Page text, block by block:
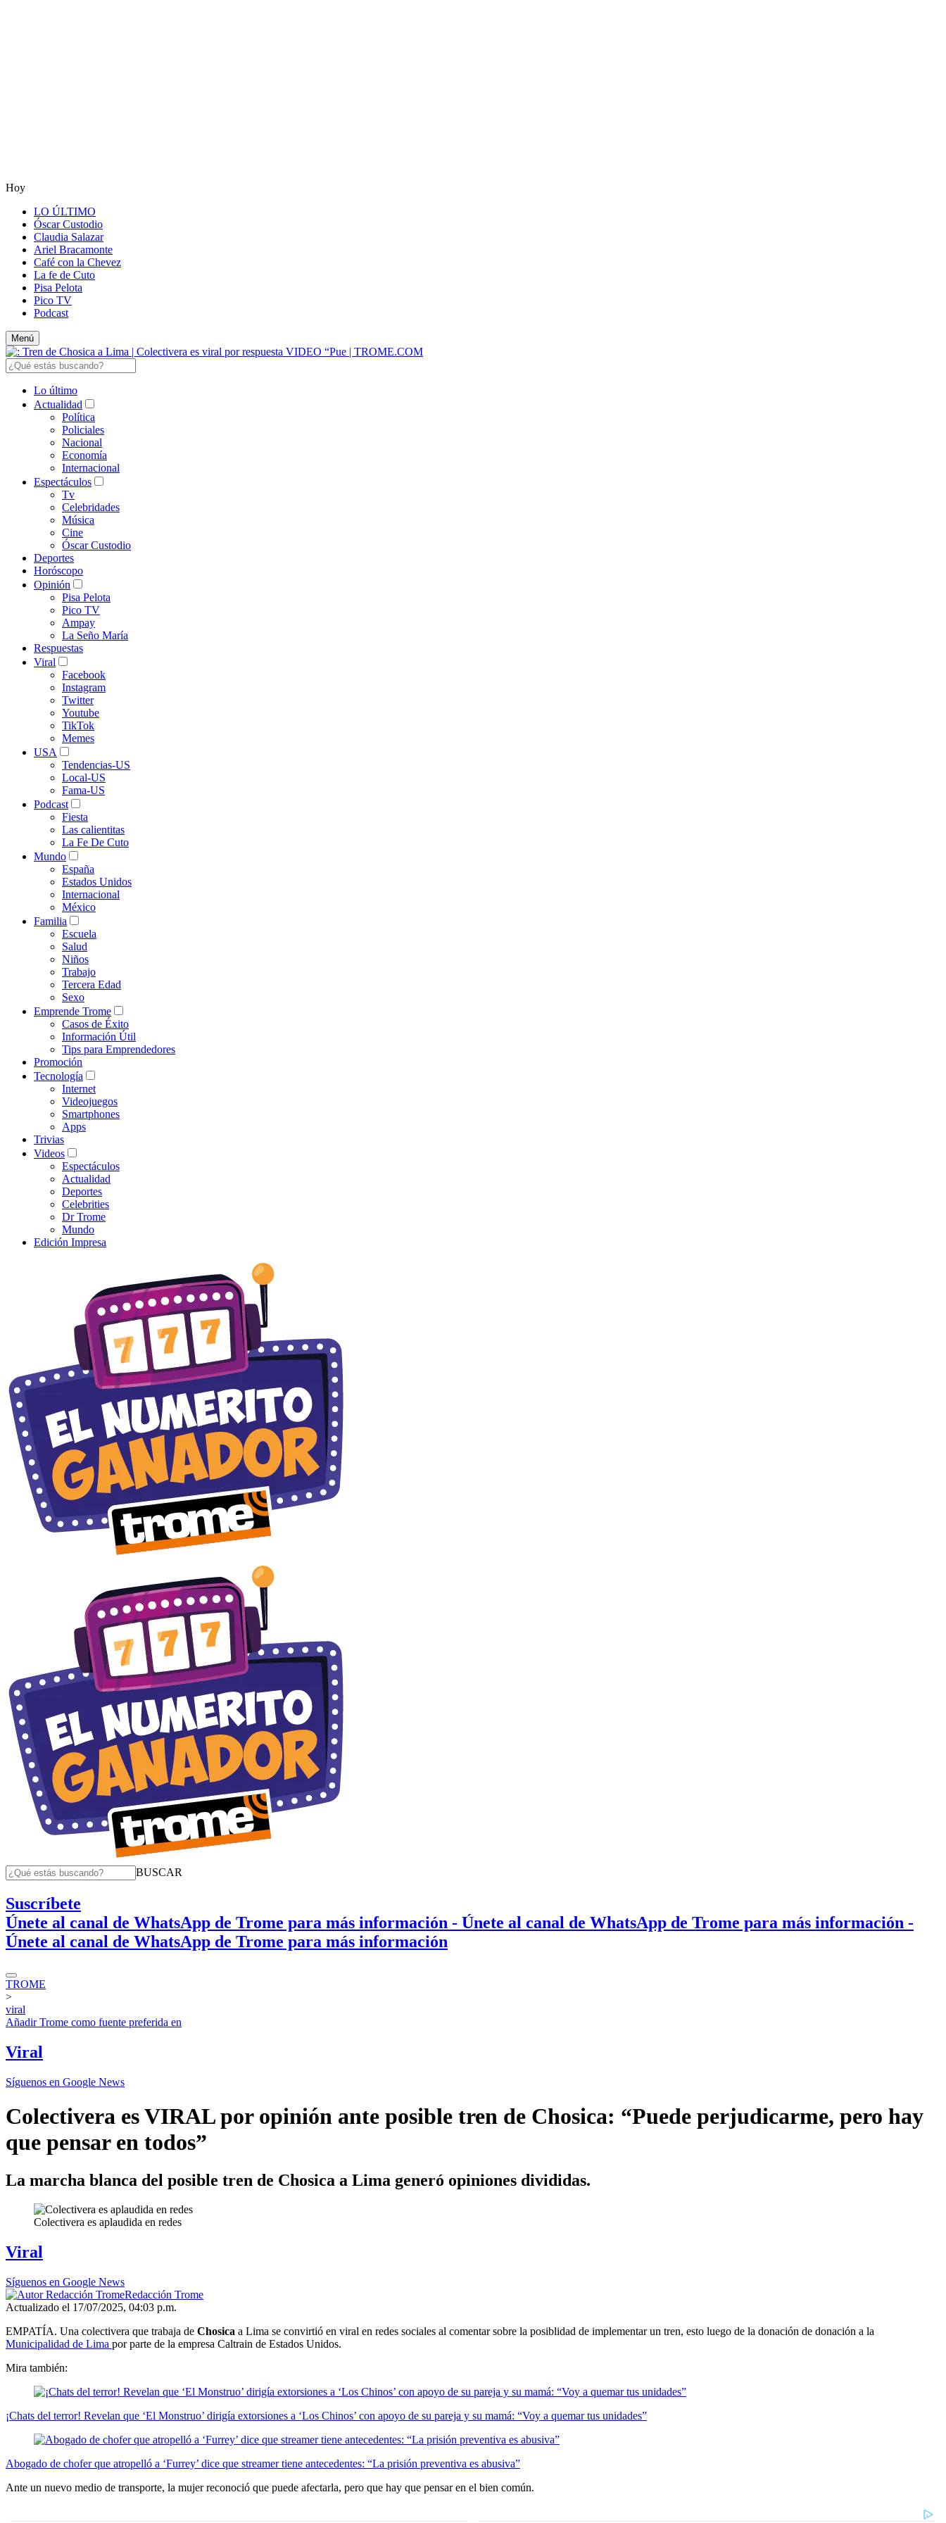
Hoy
LO ÚLTIMO
Óscar Custodio
Claudia Salazar
Ariel Bracamonte
Café con la Chevez
La fe de Cuto
Pisa Pelota
Pico TV
Podcast
Menú
Lo último
Actualidad
Política
Policiales
Nacional
Economía
Internacional
Espectáculos
Tv
Celebridades
Música
Cine
Óscar Custodio
Deportes
Horóscopo
Opinión
Pisa Pelota
Pico TV
Ampay
La Seño María
Respuestas
Viral
Facebook
Instagram
Twitter
Youtube
TikTok
Memes
USA
Tendencias-US
Local-US
Fama-US
Podcast
Fiesta
Las calientitas
La Fe De Cuto
Mundo
España
Estados Unidos
Internacional
México
Familia
Escuela
Salud
Niños
Trabajo
Tercera Edad
Sexo
Emprende Trome
Casos de Éxito
Información Útil
Tips para Emprendedores
Promoción
Tecnología
Internet
Videojuegos
Smartphones
Apps
Trivias
Videos
Espectáculos
Actualidad
Deportes
Celebrities
Dr Trome
Mundo
Edición Impresa
BUSCAR
Suscríbete
Únete al canal de WhatsApp de Trome para más información - Únete al canal de WhatsApp de Trome para más información -
Únete al canal de WhatsApp de Trome para más información
TROME
>
viral
AñadirTrome como fuente preferida en
Viral
Síguenos en Google News
Colectivera es VIRAL por opinión ante posible tren de Chosica: “Puede perjudicarme, pero hay
que pensar en todos”
La marcha blanca del posible tren de Chosica a Lima generó opiniones divididas.
Colectivera es aplaudida en redes
Viral
Síguenos en Google News
Redacción Trome
Actualizado el 17/07/2025, 04:03 p.m.
EMPATÍA. Una colectivera que trabaja de Chosica a Lima se convirtió en viral en redes sociales al comentar sobre la posiblidad de implementar un tren, esto luego de la donación de donación a la
Municipalidad de Lima por parte de la empresa Caltrain de Estados Unidos.
Mira también:
¡Chats del terror! Revelan que ‘El Monstruo’ dirigía extorsiones a ‘Los Chinos’ con apoyo de su pareja y su mamá: “Voy a quemar tus unidades”
Abogado de chofer que atropelló a ‘Furrey’ dice que streamer tiene antecedentes: “La prisión preventiva es abusiva”
Ante un nuevo medio de transporte, la mujer reconoció que puede afectarla, pero que hay que pensar en el bien común.